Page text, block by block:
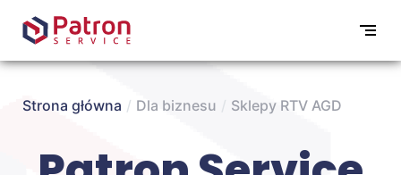
Strona główna / Dla biznesu / Sklepy RTV AGD